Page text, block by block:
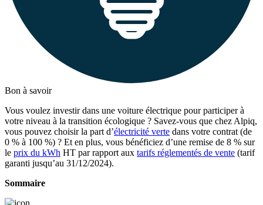
Bon à savoir
Vous voulez investir dans une voiture électrique pour participer à
votre niveau à la transition écologique ? Savez-vous que chez Alpiq,
vous pouvez choisir la part d’électricité verte dans votre contrat (de
0 % à 100 %) ? Et en plus, vous bénéficiez d’une remise de 8 % sur
le prix du kWh HT par rapport aux tarifs réglementés de vente (tarif
garanti jusqu’au 31/12/2024).
Sommaire